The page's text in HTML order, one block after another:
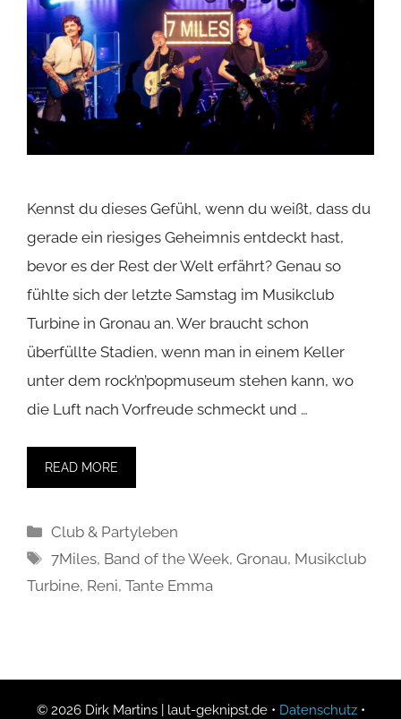
Kennst du dieses Gefühl, wenn du weißt, dass du
gerade ein riesiges Geheimnis entdeckt hast,
bevor es der Rest der Welt erfährt? Genau so
fühlte sich der letzte Samstag im Musikclub
Turbine in Gronau an. Wer braucht schon
überfüllte Stadien, wenn man in einem Keller
unter dem rock’n’popmuseum stehen kann, wo
die Luft nach Vorfreude schmeckt und …
READ MORE
Kategorien
Club & Partyleben
Schlagwörter
7Miles, Band of the Week,Gronau, Musikclub
Turbine, Reni, Tante Emma
© 2026 Dirk Martins | laut-geknipst.de • Datenschutz•